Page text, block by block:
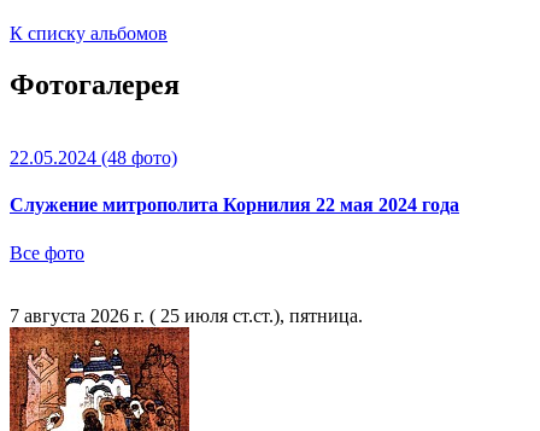
К списку альбомов
Фотогалерея
22.05.2024 (48 фото)
Служение митрополита Корнилия 22 мая 2024 года
Все фото
7 августа 2026 г. ( 25 июля ст.ст.), пятница.